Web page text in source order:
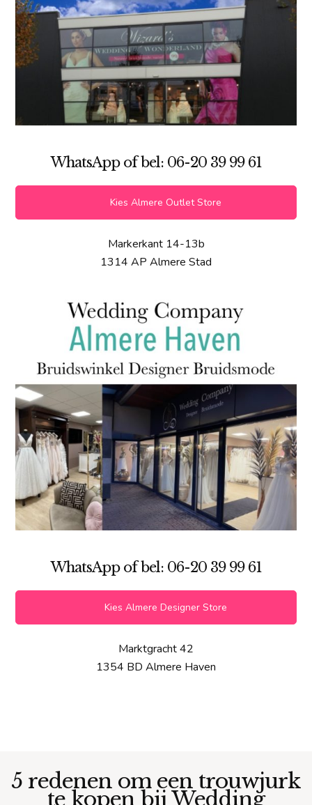
WhatsApp of bel: 06-20 39 99 61
Kies Almere Outlet Store
Markerkant 14-13b
1314 AP Almere Stad
WhatsApp of bel: 06-20 39 99 61
Kies Almere Designer Store
Marktgracht 42
1354 BD Almere Haven
5 redenen om een trouwjurk
te kopen bij Wedding